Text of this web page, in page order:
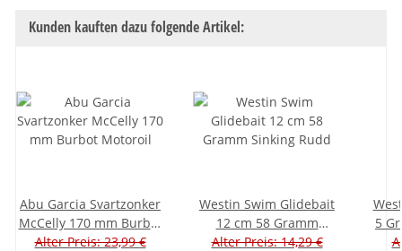
Kunden kauften dazu folgende Artikel:
Abu Garcia Svartzonker
McCelly 170 mm Burbot
Motoroil
Alter Preis: 23,99 €
Westin Swim Glidebait
12 cm 58 Gramm
Sinking Rudd
Alter Preis: 14,29 €
5